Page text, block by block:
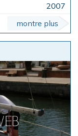
2007
montre plus